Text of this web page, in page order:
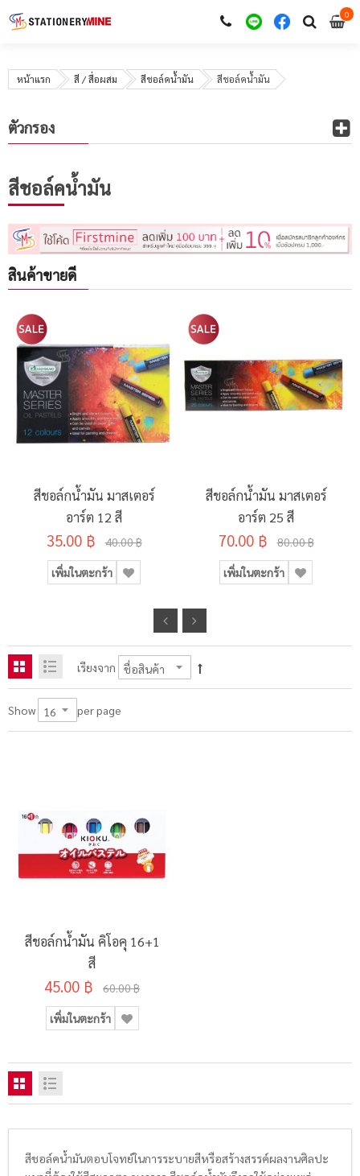
00
หน้าแรก สี / สื่อผสม สีชอล์คน้ำมัน สีชอล์คน้ำมัน
สีชอล์คน้ำมัน
สินค้าขายดี
สีชอล์กน้ำมัน มาสเตอร์
อาร์ต 12 สี
35.00 ฿ 40.00 ฿
เพิ่มในตะกร้า
สีชอล์กน้ำมัน มาสเตอร์
อาร์ต 25 สี
70.00 ฿ 80.00 ฿
เพิ่มในตะกร้า
เรียงจาก
Show per page
สีชอล์กน้ำมัน คิโอคุ 16+1
สี
45.00 ฿ 60.00 ฿
เพิ่มในตะกร้า
สีชอล์คน้ำมันตอบโจทย์ในการระบายสีหรือสร้างสรรค์ผลงานศิลปะ
ตัวกรอง